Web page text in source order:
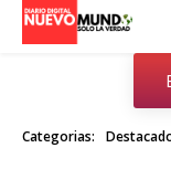
Categorias: